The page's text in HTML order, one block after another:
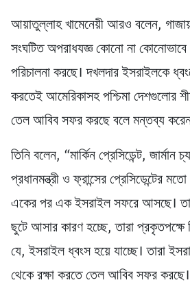
আয়াতুল্লাহ খামেনেয়ী আরও বলেন,
সংঘটিত অপরাধযজ্ঞ কোনো না কোনোভাবে
পরিচালনা করছে। দখলদার ইসরাইলকে
করতেই আমেরিকাসহ পশ্চিমা দেশগুলোর
তেল আবিব সফর করছে বলে মন্তব্য করেন
তিনি বলেন, “মার্কিন প্রেসিডেন্ট, জার্মান
প্রধানমন্ত্রী ও ফ্রান্সের প্রেসিডেন্টের
একের পর এক ইসরাইল সফরে আসছে।
ছুটে আসার কারণ হচ্ছে, তারা প্রকৃতপক্ষে
যে, ইসরাইল ধ্বংস হয়ে যাচ্ছে। তারা
থেকে রক্ষা করতে তেল আবিব সফর